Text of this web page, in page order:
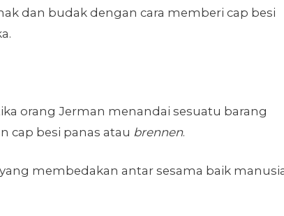
dan budak dengan cara memberi cap besi
orang Jerman menandai sesuatu barang
cap besi panas atau brennen.
membedakan antar sesama baik